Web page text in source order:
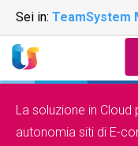
Sei in: TeamSystem
La soluzione in
autonomia siti di E-